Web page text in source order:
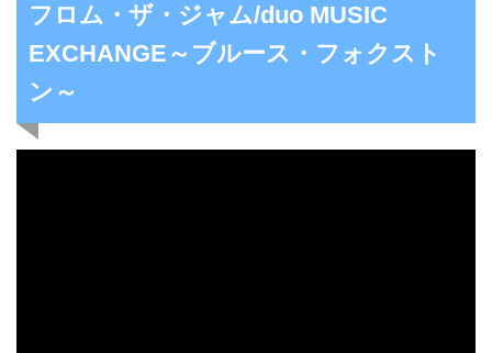
フロム・ザ・ジャム/duo MUSIC
EXCHANGE～ブルース・フォクスト
ン～